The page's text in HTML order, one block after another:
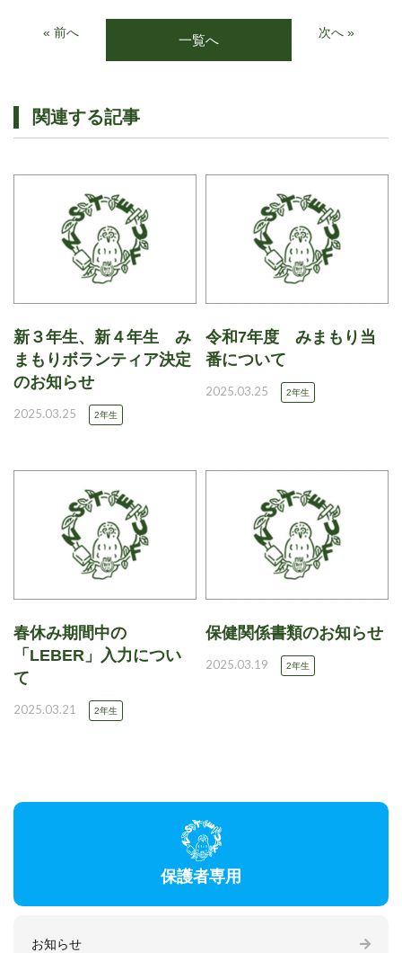
« 前へ 一覧へ 次へ »
関連する記事
新３年生、新４年生 み
まもりボランティア決定
のお知らせ
2025.03.25 2年生
令和7年度 みまもり当
番について
2025.03.25 2年生
春休み期間中の
「LEBER」入力につい
て
2025.03.21 2年生
保健関係書類のお知らせ
2025.03.19 2年生
保護者専用
お知らせ